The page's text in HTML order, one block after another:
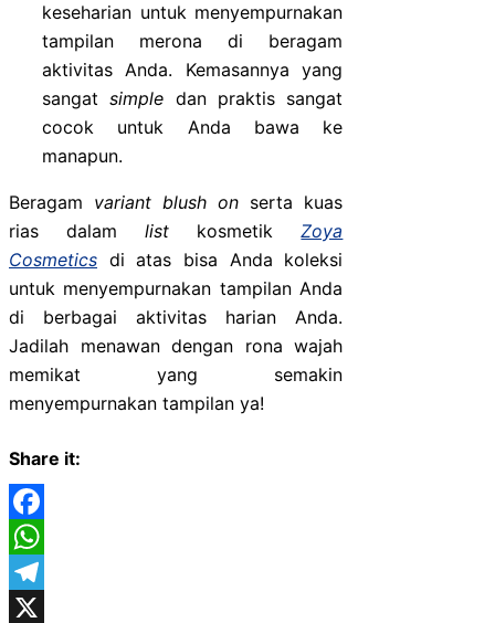
keseharian untuk menyempurnakan
tampilan merona di beragam
aktivitas Anda. Kemasannya yang
sangatsimple dan praktis sangat
cocok untuk Anda bawa ke
manapun.
Beragam variant blush on serta kuas
rias dalamlist kosmetikZoya
Cosmetics di atas bisa Anda koleksi
untuk menyempurnakan tampilan Anda
di berbagai aktivitas harian Anda.
Jadilah menawan dengan rona wajah
memikat yang semakin
menyempurnakan tampilan ya!
Share it:
Facebook
WhatsApp
Telegram